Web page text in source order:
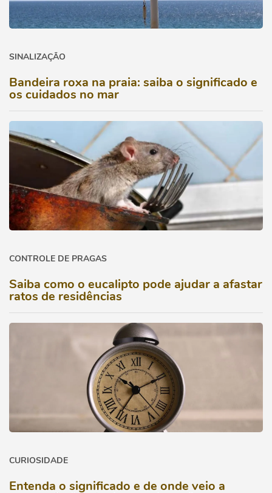
SINALIZAÇÃO
Bandeira roxa na praia: saiba o significado e
os cuidados no mar
CONTROLE DE PRAGAS
Saiba como o eucalipto pode ajudar a afastar
ratos de residências
CURIOSIDADE
Entenda o significado e de onde veio a